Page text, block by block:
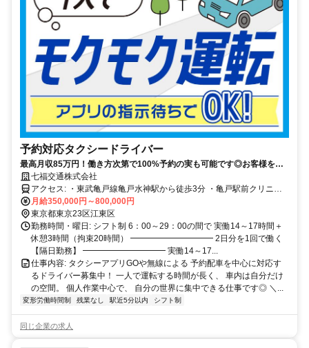
予約対応タクシードライバー
最高月収85万円！働き方次第で100%予約の実も可能です◎お客様を探
して走り回る必要は一切ナシ！
七福交通株式会社
アクセス: ・東武亀戸線亀戸水神駅から徒歩3分 ・亀戸駅前クリニッ
クから車で7分 ・都立江東商業高等学校から徒歩4分 ★車通勤ＯＫ、
自転車通勤OK、バイク通勤OK ★駐車場あり 江戸川区、墨田区、足
立区、千葉県市川市など 近隣から通うドライバーも在籍。 中には、1
時間かけて車で通勤している方もいます。
月給350,000円～800,000円
東京都東京23区江東区
勤務時間・曜日: シフト制 6：00～29：00の間で 実働14～17時間＋
休憩3時間（拘束20時間） ━━━━━━━━━━ 2日分を1回で働く
【隔日勤務】 ━━━━━━━━━━ 実働14～17...
仕事内容: タクシーアプリGOや無線による 予約配車を中心に対応す
るドライバー募集中！ 一人で運転する時間が長く、 車内は自分だけ
の空間。 個人作業中心で、 自分の世界に集中できる仕事です◎ ＼...
変形労働時間制 残業なし 駅近5分以内 シフト制
同じ企業の求人